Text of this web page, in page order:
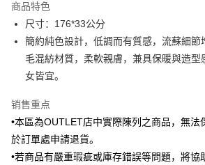
合作金库商业银行
华南商业银行
上海商业储蓄银行
台北富邦
国泰世华商业银行
兆丰国际
台湾中小企业银行
联邦商业银行
元大商业银行
永丰商
台新国际商业银行
台湾乐天信用卡公司
6期 0利率，每期
华南商业银行
彰化商业
上海商业储蓄银行
台北富邦
国泰世华商业银行
汇丰（台湾）商业银行
联邦商业银行
远东国际
元大商业银行
玉山商业银行
星展（台
LINE Pay
Apple Pay
悠遊付
Google Pay
商品特色
尺寸：176*33公分
簡約純色設計，低調而有質感，流蘇細節
毛混紡材質，柔軟親膚，兼具保暖與造型
女皆宜。
销售重点
•本區為OUTLET店中實際陳列之商品，無法
於訂單處申請退貨。
•若商品有嚴重瑕疵或庫存錯誤等問題，將協